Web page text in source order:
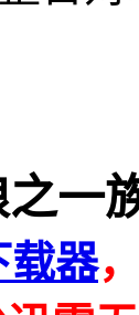
一
载器